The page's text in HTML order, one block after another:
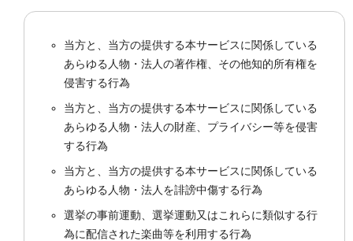
当方と、当方の提供する本サービスに関係している
あらゆる人物・法人の著作権、その他知的所有権を
侵害する行為
当方と、当方の提供する本サービスに関係している
あらゆる人物・法人の財産、プライバシー等を侵害
する行為
当方と、当方の提供する本サービスに関係している
あらゆる人物・法人を誹謗中傷する行為
選挙の事前運動、選挙運動又はこれらに類似する行
為に配信された楽曲等を利用する行為